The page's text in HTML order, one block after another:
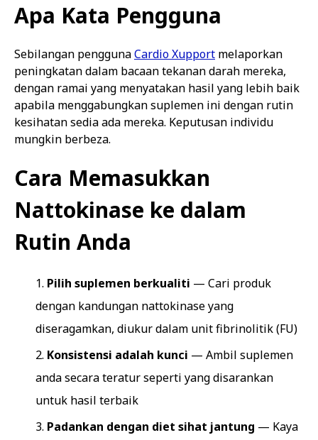
Apa Kata Pengguna
Sebilangan penggunaCardio Xupport melaporkan
peningkatan dalam bacaan tekanan darah mereka,
dengan ramai yang menyatakan hasil yang lebih baik
apabila menggabungkan suplemen ini dengan rutin
kesihatan sedia ada mereka. Keputusan individu
mungkin berbeza.
Cara Memasukkan
Nattokinase ke dalam
Rutin Anda
Pilih suplemen berkualiti — Cari produk
dengan kandungan nattokinase yang
diseragamkan, diukur dalam unit fibrinolitik (FU)
Konsistensi adalah kunci — Ambil suplemen
anda secara teratur seperti yang disarankan
untuk hasil terbaik
Padankan dengan diet sihat jantung — Kaya